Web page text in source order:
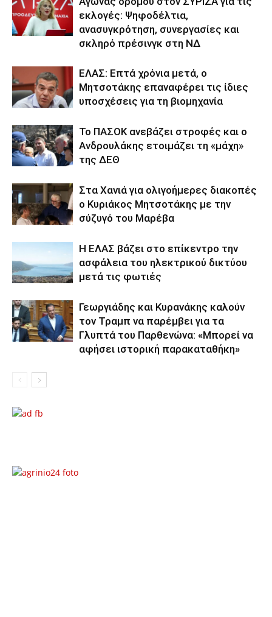
εκλογές: Ψηφοδέλτια,
ανασυγκρότηση, συνεργασίες και
σκληρό πρέσινγκ στη ΝΔ
ΕΛΑΣ: Επτά χρόνια μετά, ο
Μητσοτάκης επαναφέρει τις ίδιες
υποσχέσεις για τη βιομηχανία
Το ΠΑΣΟΚ ανεβάζει στροφές και ο
Ανδρουλάκης ετοιμάζει τη «μάχη»
της ΔΕΘ
Στα Χανιά για ολιγοήμερες διακοπές
ο Κυριάκος Μητσοτάκης με την
σύζυγό του Μαρέβα
Η ΕΛΑΣ βάζει στο επίκεντρο την
ασφάλεια του ηλεκτρικού δικτύου
μετά τις φωτιές
Γεωργιάδης και Κυρανάκης καλούν
τον Τραμπ να παρέμβει για τα
Γλυπτά του Παρθενώνα: «Μπορεί να
αφήσει ιστορική παρακαταθήκη»